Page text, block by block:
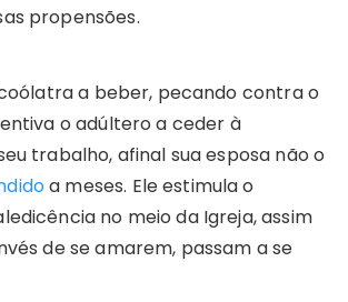
propensões.
a beber, pecando contra o
o adúltero a ceder à
trabalho, afinal sua esposa não o
a meses. Ele estimula o
no meio da Igreja, assim
de se amarem, passam a se